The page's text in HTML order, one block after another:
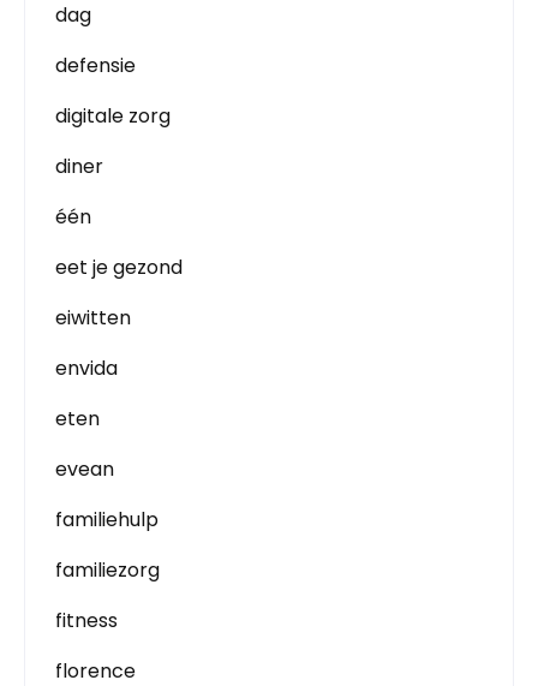
dag
defensie
digitale zorg
diner
één
eet je gezond
eiwitten
envida
eten
evean
familiehulp
familiezorg
fitness
florence